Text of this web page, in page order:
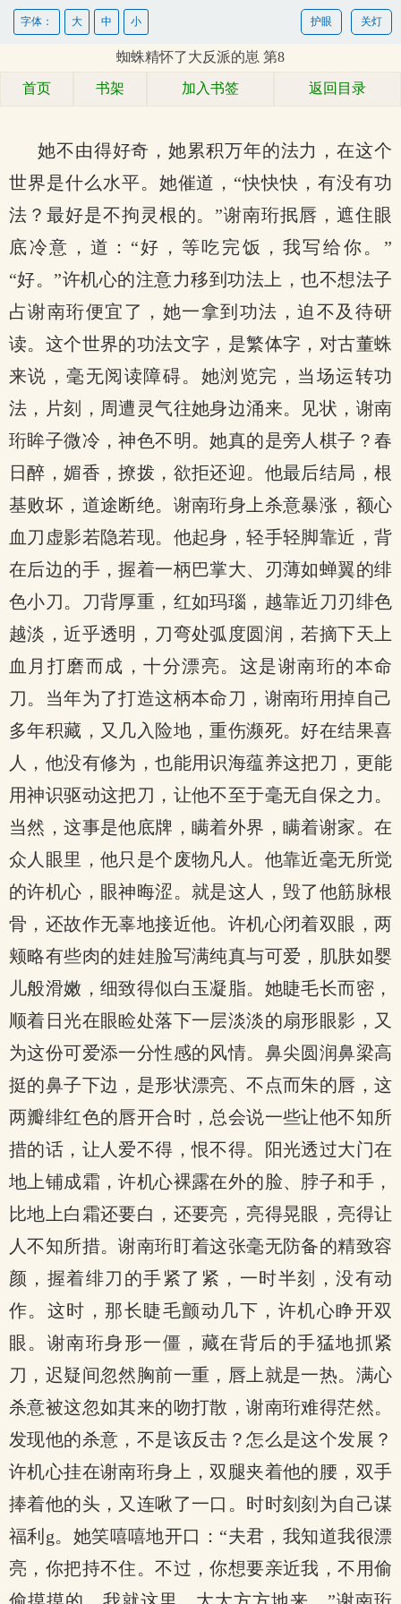
关灯
护眼
字体： 大 中 小
蜘蛛精怀了大反派的崽 第8
首页 书架 加入书签 返回目录
她不由得好奇，她累积万年的法力，在这个
世界是什么水平。她催道，“快快快，有没有功
法？最好是不拘灵根的。”谢南珩抿唇，遮住眼
底冷意，道：“好，等吃完饭，我写给你。”
“好。”许机心的注意力移到功法上，也不想法子
占谢南珩便宜了，她一拿到功法，迫不及待研
读。这个世界的功法文字，是繁体字，对古董蛛
来说，毫无阅读障碍。她浏览完，当场运转功
法，片刻，周遭灵气往她身边涌来。见状，谢南
珩眸子微冷，神色不明。她真的是旁人棋子？春
日醉，媚香，撩拨，欲拒还迎。他最后结局，根
基败坏，道途断绝。谢南珩身上杀意暴涨，额心
血刀虚影若隐若现。他起身，轻手轻脚靠近，背
在后边的手，握着一柄巴掌大、刃薄如蝉翼的绯
色小刀。刀背厚重，红如玛瑙，越靠近刀刃绯色
越淡，近乎透明，刀弯处弧度圆润，若摘下天上
血月打磨而成，十分漂亮。这是谢南珩的本命
刀。当年为了打造这柄本命刀，谢南珩用掉自己
多年积藏，又几入险地，重伤濒死。好在结果喜
人，他没有修为，也能用识海蕴养这把刀，更能
用神识驱动这把刀，让他不至于毫无自保之力。
当然，这事是他底牌，瞒着外界，瞒着谢家。在
众人眼里，他只是个废物凡人。他靠近毫无所觉
的许机心，眼神晦涩。就是这人，毁了他筋脉根
骨，还故作无辜地接近他。许机心闭着双眼，两
颊略有些肉的娃娃脸写满纯真与可爱，肌肤如婴
儿般滑嫩，细致得似白玉凝脂。她睫毛长而密，
顺着日光在眼睑处落下一层淡淡的扇形眼影，又
为这份可爱添一分性感的风情。鼻尖圆润鼻梁高
挺的鼻子下边，是形状漂亮、不点而朱的唇，这
两瓣绯红色的唇开合时，总会说一些让他不知所
措的话，让人爱不得，恨不得。阳光透过大门在
地上铺成霜，许机心裸露在外的脸、脖子和手，
比地上白霜还要白，还要亮，亮得晃眼，亮得让
人不知所措。谢南珩盯着这张毫无防备的精致容
颜，握着绯刀的手紧了紧，一时半刻，没有动
作。这时，那长睫毛颤动几下，许机心睁开双
眼。谢南珩身形一僵，藏在背后的手猛地抓紧
刀，迟疑间忽然胸前一重，唇上就是一热。满心
杀意被这忽如其来的吻打散，谢南珩难得茫然。
发现他的杀意，不是该反击？怎么是这个发展？
许机心挂在谢南珩身上，双腿夹着他的腰，双手
捧着他的头，又连啾了一口。时时刻刻为自己谋
福利g。她笑嘻嘻地开口：“夫君，我知道我很漂
亮，你把持不住。不过，你想要亲近我，不用偷